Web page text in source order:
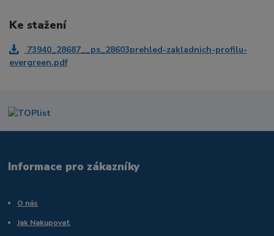
Ke stažení
73940_28687__ps_28603prehled-zakladnich-profilu-
evergreen.pdf
Informace pro zákazníky
O nás
Jak Nakupovat